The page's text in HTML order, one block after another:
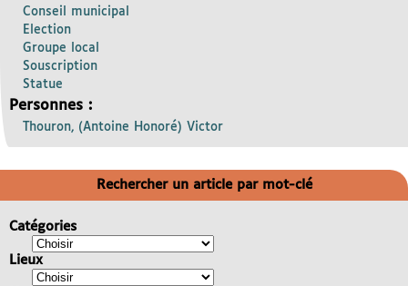
Conseil municipal
Election
Groupe local
Souscription
Statue
Personnes :
Thouron, (Antoine Honoré) Victor
Rechercher un article par mot-clé
Catégories
Lieux